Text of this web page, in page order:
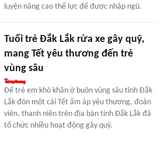
luyện nâng cao thể lực để được nhập ngũ.
Tuổi trẻ Đắk Lắk rửa xe gây quỹ,
mang Tết yêu thương đến trẻ
vùng sâu
Để trẻ em khó khăn ở buôn vùng sâu tỉnh Đắk
Lắk đón một cái Tết ấm áp yêu thương, đoàn
viên, thanh niên trên địa bàn tỉnh Đắk Lắk đã
tổ chức nhiều hoạt động gây quỹ.